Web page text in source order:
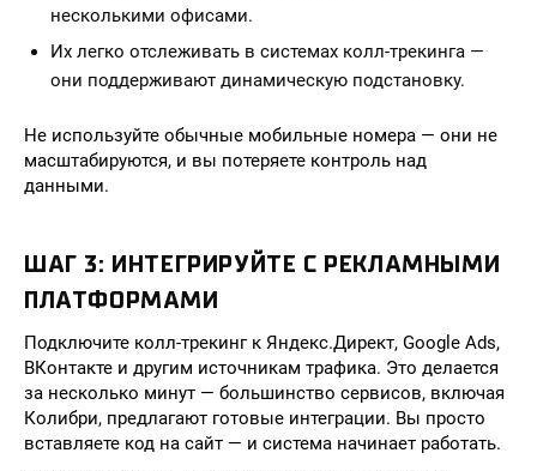
несколькими офисами.
Их легко отслеживать в системах колл-трекинга —
они поддерживают динамическую подстановку.
Не используйте обычные мобильные номера — они не
масштабируются, и вы потеряете контроль над
данными.
ШАГ 3: ИНТЕГРИРУЙТЕ С РЕКЛАМНЫМИ
ПЛАТФОРМАМИ
Подключите колл-трекинг к Яндекс.Директ, Google Ads,
ВКонтакте и другим источникам трафика. Это делается
за несколько минут — большинство сервисов, включая
Колибри, предлагают готовые интеграции. Вы просто
вставляете код на сайт — и система начинает работать.